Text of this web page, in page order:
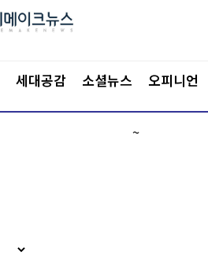
세대공감 소셜뉴스 오피니언
~